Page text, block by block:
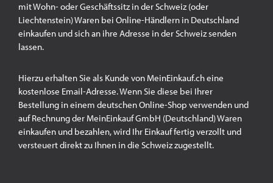
mit Wohn- oder Geschäftssitz in der Schweiz (oder
Liechtenstein) Waren bei Online-Händlern in Deutschland
einkaufen und sich an ihre Adresse in der Schweiz senden
lassen.
Hierzu erhalten Sie als Kunde von MeinEinkauf.ch eine
kostenlose Email-Adresse. Wenn Sie diese bei Ihrer
Bestellung in einem deutschen Online-Shop verwenden und
auf Rechnung der MeinEinkauf GmbH (Deutschland) Waren
einkaufen und bezahlen, wird Ihr Einkauf fertig verzollt und
versteuert direkt zu Ihnen in die Schweiz zugestellt.